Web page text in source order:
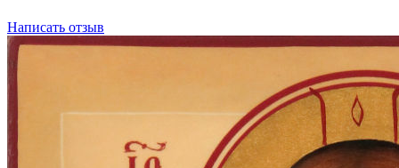
Написать отзыв